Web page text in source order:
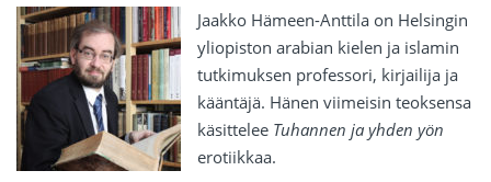
Jaakko Hämeen-Anttila on Helsingin
yliopiston arabian kielen ja islamin
tutkimuksen professori, kirjailija ja
kääntäjä. Hänen viimeisin teoksensa
käsittelee Tuhannen ja yhden yön
erotiikkaa.